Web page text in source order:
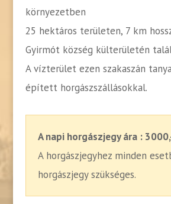
környezetben
25 hektáros területen, 7 km
Gyirmót község külterületén
A vízterület ezen szakaszán
épített horgászszállásokkal.
A napi horgászjegy ára :
A horgászjegyhez minden
horgászjegy szükséges.